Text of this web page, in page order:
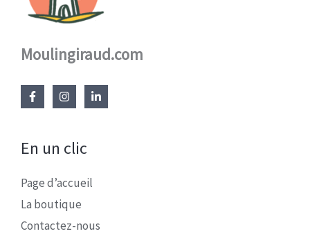
Moulingiraud.com
En un clic
Page d’accueil
La boutique
Contactez-nous